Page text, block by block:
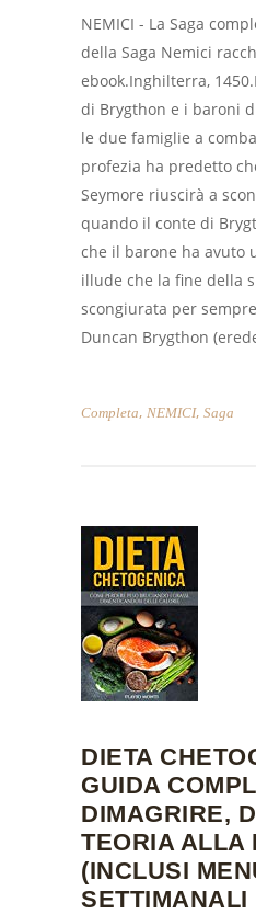
NEMICI - La Saga
della Saga Nemici
ebook.Inghilterra,
di Brygthon e i baroni
le due famiglie a
profezia ha predetto
Seymore riuscirà a
quando il conte di
che il barone ha avuto
illude che la fine della
scongiurata per
Duncan Brygthon
Completa, NEMICI, Saga
DIETA
GUIDA
DIMAGRIRE,
TEORIA ALLA
(INCLUSI
SETTIMANALI